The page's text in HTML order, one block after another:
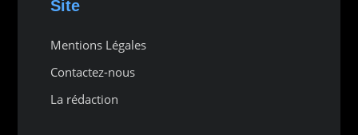
Site
Mentions Légales
Contactez-nous
La rédaction